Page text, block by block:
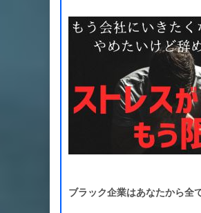
ブラック企業はあなたから全